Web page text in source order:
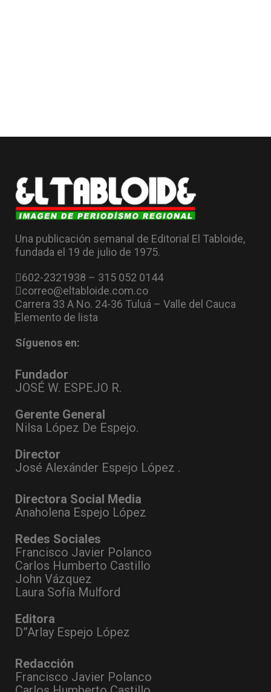
Una publicación semanal de Editorial El Tabloide,
fundada el 19 de julio de 1975.
602-2321938 – 315 052 0144
correo@eltabloide.com.co
Carrera 33 A No. 24-36 Tuluá – Valle del Cauca
Elemento de lista
Síguenos en:
Fundador
JOSÉ W. ESPEJO R.
Gerente General
Nilsa López De Espejo.
Director
José Alexánder Espejo López .
Directora Social Media
Anaholena Espejo López
Redes Sociales
Francisco Javier Polanco
Carlos Humberto Castillo
John Vázquez
Laura Sofía Mulford
Editora
D”Arlay Espejo López
Redacción
Francisco Javier Polanco